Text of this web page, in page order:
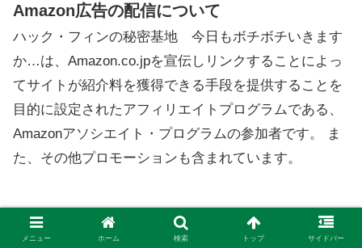
Amazon広告の配信について
ハック・フィンの秘密基地 今日もボチボチいきます
か…は、Amazon.co.jpを宣伝しリンクすることによっ
てサイトが紹介料を獲得できる手段を提供することを
目的に設定されたアフィリエイトプログラムである、
Amazonアソシエイト・プログラムの参加者です。 ま
た、その他プロモーションも含まれています。
ハック・フィンの秘密基地 今日もボチボチいきま
メニュー ホーム 検索 トップ サイドバー